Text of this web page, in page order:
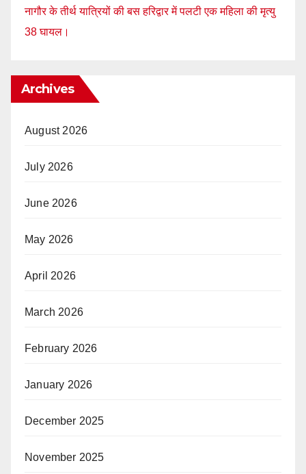
नागौर के तीर्थ यात्रियों की बस हरिद्वार में पलटी एक महिला की मृत्यु
38 घायल।
Archives
August 2026
July 2026
June 2026
May 2026
April 2026
March 2026
February 2026
January 2026
December 2025
November 2025